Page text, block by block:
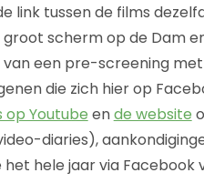
link tussen de films
scherm op de Dam
een pre-screening met
die zich hier op
op Youtube ende website
diaries),
hele jaar via Facebook